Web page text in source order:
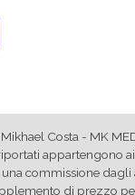
Costa - MK
appartengono
commissione
di prezzo per